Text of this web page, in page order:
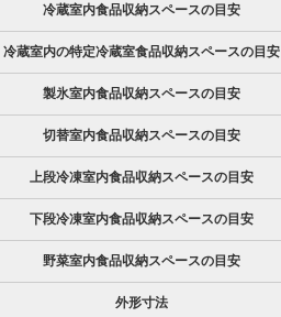
冷蔵室内食品収納スペースの目安
冷蔵室内の特定冷蔵室食品収納スペースの目安
製氷室内食品収納スペースの目安
切替室内食品収納スペースの目安
上段冷凍室内食品収納スペースの目安
下段冷凍室内食品収納スペースの目安
野菜室内食品収納スペースの目安
外形寸法